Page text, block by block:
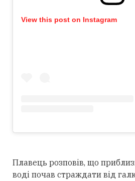
View this post on Instagram
Плавець розповів, що
воді почав страждати від